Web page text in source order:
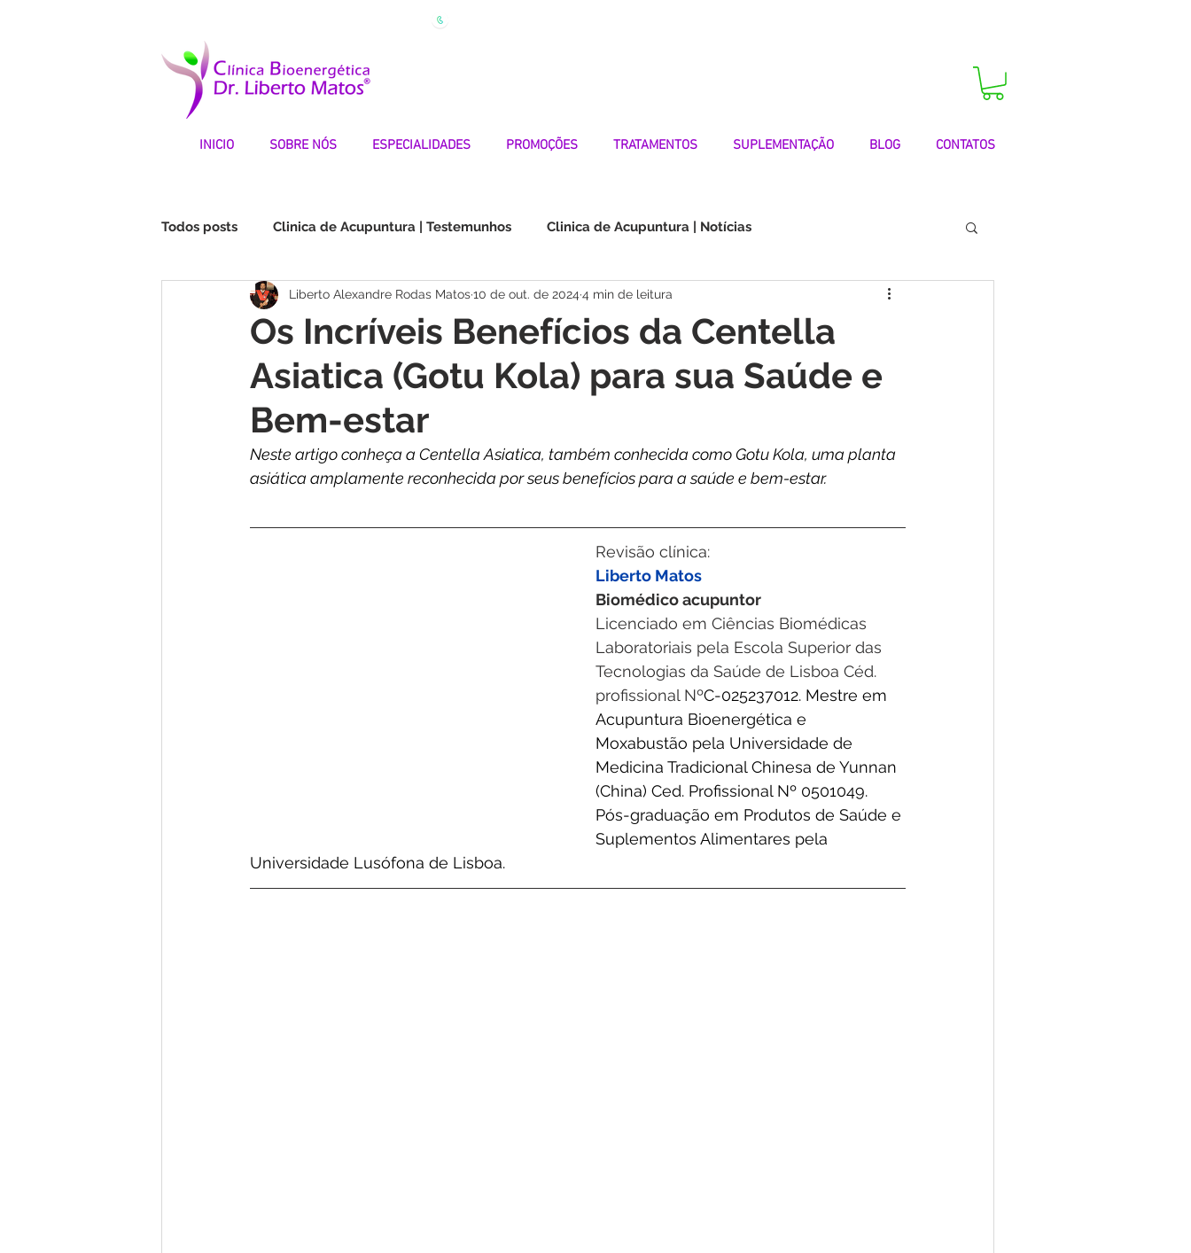
INICIO SOBRE NÓS ESPECIALIDADES PROMOÇÕES TRATAMENTOS SUPLEMENTAÇÃO BLOG CONTATOS
Todos posts Clinica de Acupuntura | Testemunhos Clinica de Acupuntura | Notícias
Fibromialgia | Testemunhos Choque na Orelha | Testemunhos Doenças Autoimunes | Testemunhos
STOP DEPRESSÃO | Testemunhos Medicina Quântica | Testemunhos
Os Incríveis Benefícios da Centella
Asiatica (Gotu Kola) para sua Saúde e
Bem-estar
Liberto Alexandre Rodas Matos10 de out. de 2024 4 min de leitura
Neste artigo conheça a Centella Asiatica, também conhecida como Gotu Kola, uma planta
asiática amplamente reconhecida por seus benefícios para a saúde e bem-estar.
Revisão clínica:
Liberto Matos
Biomédico acupuntor
Licenciado em Ciências Biomédicas
Laboratoriais pela Escola Superior das
Tecnologias da Saúde de Lisboa Céd.
profissional NºC-025237012. Mestre em
Acupuntura Bioenergética e
Moxabustão pela Universidade de
Medicina Tradicional Chinesa de Yunnan
(China) Ced. Profissional Nº 0501049.
Pós-graduação em Produtos de Saúde e
Suplementos Alimentares pela
Universidade Lusófona de Lisboa.